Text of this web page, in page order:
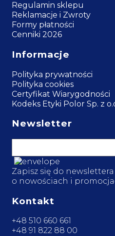
Regulamin sklepu
Reklamacje i Zwroty
Formy płatności
Cenniki 2026
Informacje
Polityka prywatności
Polityka cookies
Certyfikat Wiarygodności
Kodeks Etyki Polor Sp. z
Newsletter
Zapisz się do
o nowościach i
Kontakt
+48 510 660 661
+48 91 822 88 00